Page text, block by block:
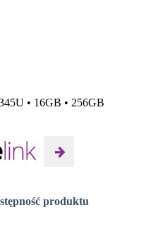
• 16GB • 256GB
produktu